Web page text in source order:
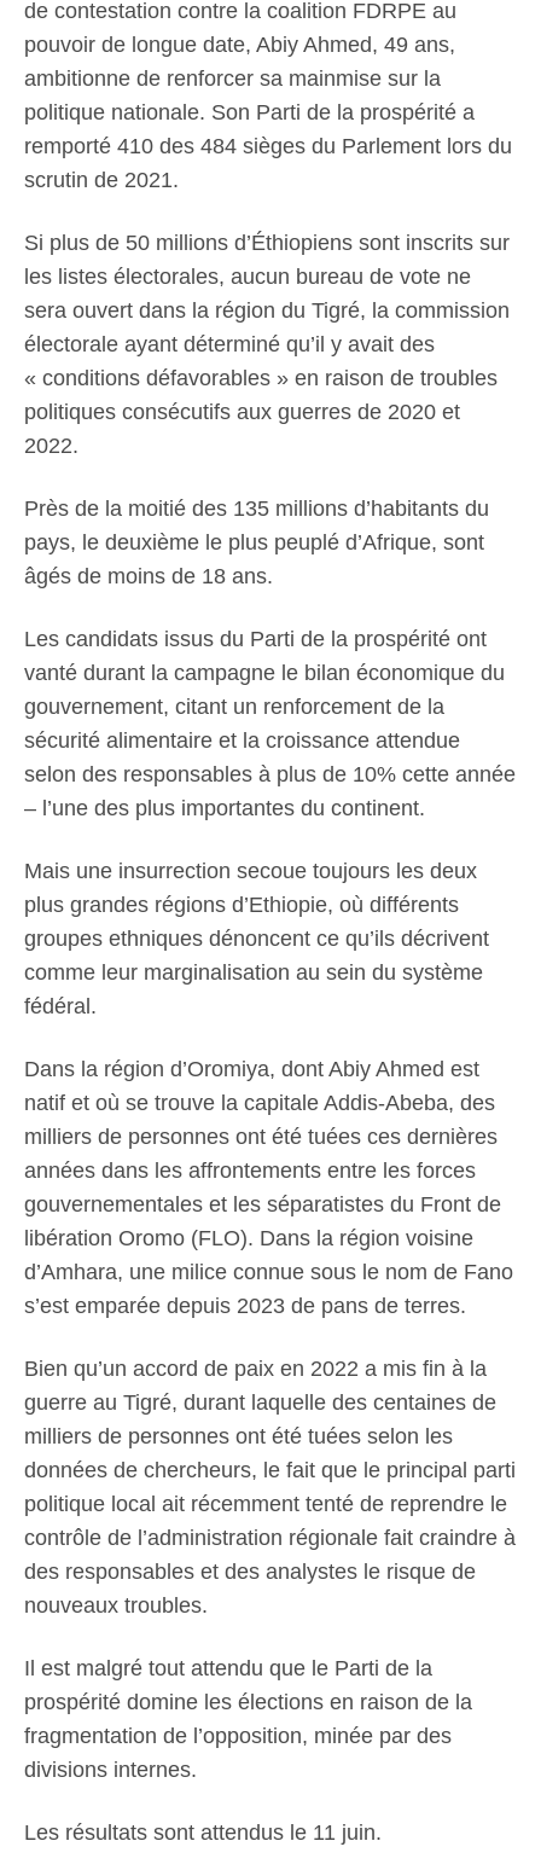
de contestation contre la coalition FDRPE au
pouvoir de longue date, Abiy Ahmed, 49 ans,
ambitionne de renforcer sa mainmise sur la
politique nationale. Son Parti de la prospérité a
remporté 410 des 484 sièges du Parlement lors du
scrutin de 2021.
Si plus de 50 millions d’Éthiopiens sont inscrits sur
les listes électorales, aucun bureau de vote ne
sera ouvert dans la région du Tigré, la commission
électorale ayant déterminé qu’il y avait des
« conditions défavorables » en raison de troubles
politiques consécutifs aux guerres de 2020 et
2022.
Près de la moitié des 135 millions d’habitants du
pays, le deuxième le plus peuplé d’Afrique, sont
âgés de moins de 18 ans.
Les candidats issus du Parti de la prospérité ont
vanté durant la campagne le bilan économique du
gouvernement, citant un renforcement de la
sécurité alimentaire et la croissance attendue
selon des responsables à plus de 10% cette année
– l’une des plus importantes du continent.
Mais une insurrection secoue toujours les deux
plus grandes régions d’Ethiopie, où différents
groupes ethniques dénoncent ce qu’ils décrivent
comme leur marginalisation au sein du système
fédéral.
Dans la région d’Oromiya, dont Abiy Ahmed est
natif et où se trouve la capitale Addis-Abeba, des
milliers de personnes ont été tuées ces dernières
années dans les affrontements entre les forces
gouvernementales et les séparatistes du Front de
libération Oromo (FLO). Dans la région voisine
d’Amhara, une milice connue sous le nom de Fano
s’est emparée depuis 2023 de pans de terres.
Bien qu’un accord de paix en 2022 a mis fin à la
guerre au Tigré, durant laquelle des centaines de
milliers de personnes ont été tuées selon les
données de chercheurs, le fait que le principal parti
politique local ait récemment tenté de reprendre le
contrôle de l’administration régionale fait craindre à
des responsables et des analystes le risque de
nouveaux troubles.
Il est malgré tout attendu que le Parti de la
prospérité domine les élections en raison de la
fragmentation de l’opposition, minée par des
divisions internes.
Les résultats sont attendus le 11 juin.